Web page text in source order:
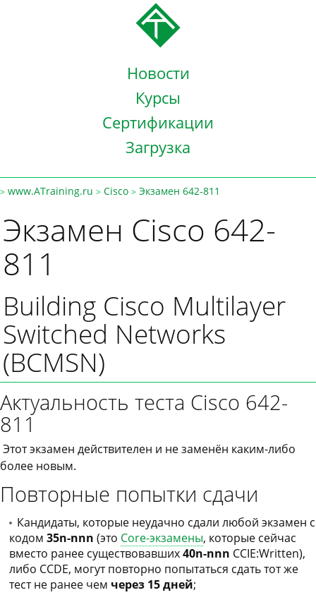
Новости
Курсы
Сертификации
Загрузка
> www.ATraining.ru > Cisco > Экзамен 642-811
Экзамен Cisco 642-
811
Building Cisco Multilayer
Switched Networks
(BCMSN)
Актуальность теста Cisco 642-
811
Этот экзамен действителен и не заменён каким-либо
более новым.
Повторные попытки сдачи
Кандидаты, которые неудачно сдали любой экзамен с
кодом 35n-nnn (это Core-экзамены, которые сейчас
вместо ранее существовавших40n-nnn CCIE:Written),
либо CCDE, могут повторно попытаться сдать тот же
тест не ранее чем через 15 дней;